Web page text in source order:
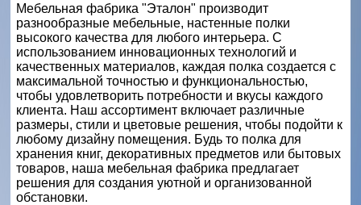
Мебельная фабрика "Эталон" производит
разнообразные мебельные, настенные полки
высокого качества для любого интерьера. С
использованием инновационных технологий и
качественных материалов, каждая полка создается с
максимальной точностью и функциональностью,
чтобы удовлетворить потребности и вкусы каждого
клиента. Наш ассортимент включает различные
размеры, стили и цветовые решения, чтобы подойти к
любому дизайну помещения. Будь то полка для
хранения книг, декоративных предметов или бытовых
товаров, наша мебельная фабрика предлагает
решения для создания уютной и организованной
обстановки.